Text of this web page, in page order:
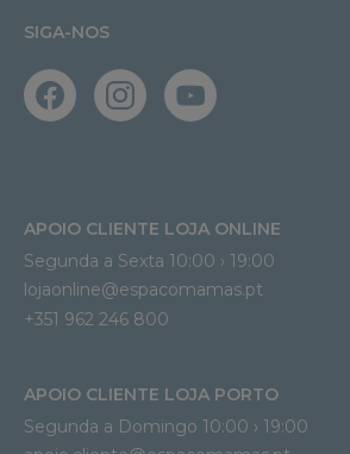
SIGA-NOS
APOIO CLIENTE LOJA ONLINE
Segunda a Sexta 10:00 › 19:00
lojaonline@espacomamas.pt
+351 962 246 800
APOIO CLIENTE LOJA PORTO
Segunda a Domingo 10:00 › 19:00